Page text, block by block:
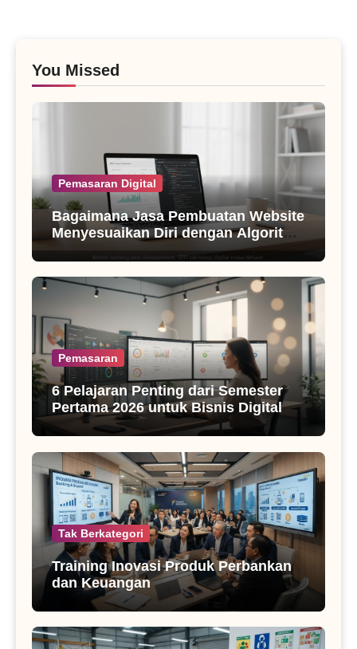
You Missed
Pemasaran Digital
Bagaimana Jasa Pembuatan Website
Menyesuaikan Diri dengan Algoritma
SEO Masa Kini
Pemasaran
6 Pelajaran Penting dari Semester
Pertama 2026 untuk Bisnis Digital
Tak Berkategori
Training Inovasi Produk Perbankan
dan Keuangan